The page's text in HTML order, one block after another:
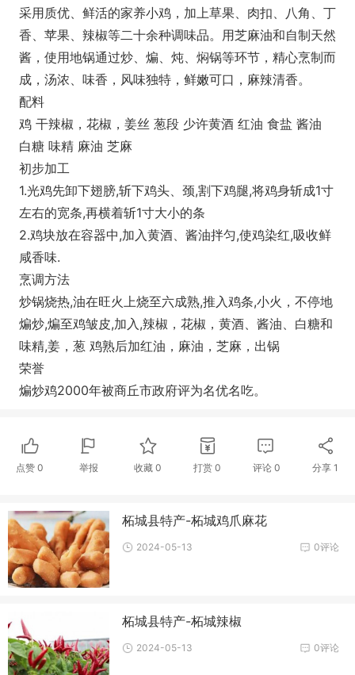
采用质优、鲜活的家养小鸡，加上草果、肉扣、八角、丁
香、苹果、辣椒等二十余种调味品。用芝麻油和自制天然
酱，使用地锅通过炒、煸、炖、焖锅等环节，精心烹制而
成，汤浓、味香，风味独特，鲜嫩可口，麻辣清香。
配料
鸡 干辣椒，花椒，姜丝 葱段 少许黄酒 红油 食盐 酱油
白糖 味精 麻油 芝麻
初步加工
1.光鸡先卸下翅膀,斩下鸡头、颈,割下鸡腿,将鸡身斩成1寸
左右的宽条,再横着斩1寸大小的条
2.鸡块放在容器中,加入黄酒、酱油拌匀,使鸡染红,吸收鲜
咸香味.
烹调方法
炒锅烧热,油在旺火上烧至六成熟,推入鸡条,小火，不停地
煸炒,煸至鸡皱皮,加入,辣椒，花椒，黄酒、酱油、白糖和
味精,姜，葱 鸡熟后加红油，麻油，芝麻，出锅
荣誉
煸炒鸡2000年被商丘市政府评为名优名吃。
点赞 0 举报 收藏0 打赏 0 评论 0 分享1
柘城县特产-柘城鸡爪麻花
0评论
2024-05-13
柘城县特产-柘城辣椒
0评论
2024-05-13